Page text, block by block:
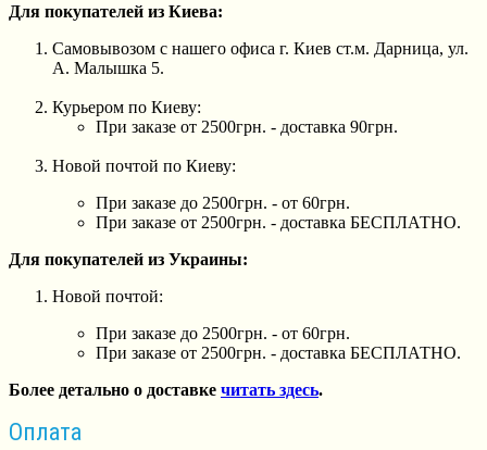
Для покупателей из Киева:
Самовывозом с нашего офиса г. Киев ст.м. Дарница, ул.
А. Малышка 5.
Курьером по Киеву:
При заказе от 2500грн. - доставка 90грн.
Новой почтой по Киеву:
При заказе до 2500грн. - от 60грн.
При заказе от 2500грн. - доставка БЕСПЛАТНО.
Для покупателей из Украины:
Новой почтой:
При заказе до 2500грн. - от 60грн.
При заказе от 2500грн. - доставка БЕСПЛАТНО.
Более детально о доставке читать здесь.
Оплата